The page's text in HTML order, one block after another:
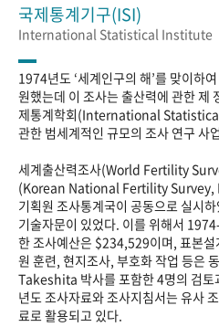
국제통계기구(ISI)
International Statistical Institute
1974년도 ‘세계인구의 해’를 맞이하
원했는데 이 조사는 출산력에 관한 제
제통계학회(International
관한 범세계적인 규모의 조사 연구 사
세계출산력조사(World Fertility
(Korean National Fertility Survey,
기획원 조사통계국이 공동으로 실시
기술자문이 있었다. 이를 위해서
한 조사예산은 $234,529이며, 표본설
원 훈련, 현지조사, 부호화 작업 등은
Takeshita 박사를 포함한 4명의 검
년도 조사자료와 조사지침서는 유사
료로 활용되고 있다.